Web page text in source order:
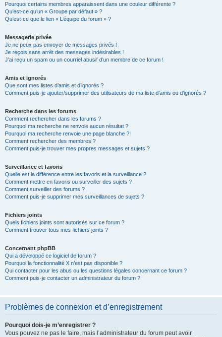
Pourquoi certains membres apparaissent dans une couleur différente ?
Qu’est-ce qu’un « Groupe par défaut » ?
Qu’est-ce que le lien « L’équipe du forum » ?
Messagerie privée
Je ne peux pas envoyer de messages privés !
Je reçois sans arrêt des messages indésirables !
J’ai reçu un spam ou un courriel abusif d’un membre de ce forum !
Amis et ignorés
Que sont mes listes d’amis et d’ignorés ?
Comment puis-je ajouter/supprimer des utilisateurs de ma liste d’amis ou d’ignorés ?
Recherche dans les forums
Comment rechercher dans les forums ?
Pourquoi ma recherche ne renvoie aucun résultat ?
Pourquoi ma recherche renvoie une page blanche ?!
Comment rechercher des membres ?
Comment puis-je trouver mes propres messages et sujets ?
Surveillance et favoris
Quelle est la différence entre les favoris et la surveillance ?
Comment mettre en favoris ou surveiller des sujets ?
Comment surveiller des forums ?
Comment puis-je supprimer mes surveillances de sujets ?
Fichiers joints
Quels fichiers joints sont autorisés sur ce forum ?
Comment trouver tous mes fichiers joints ?
Concernant phpBB
Qui a développé ce logiciel de forum ?
Pourquoi la fonctionnalité X n’est pas disponible ?
Qui contacter pour les abus ou les questions légales concernant ce forum ?
Comment puis-je contacter un administrateur du forum ?
Problèmes de connexion et d’enregistrement
Pourquoi dois-je m’enregistrer ?
Vous pouvez ne pas le faire, mais l’administrateur du forum peut avoir